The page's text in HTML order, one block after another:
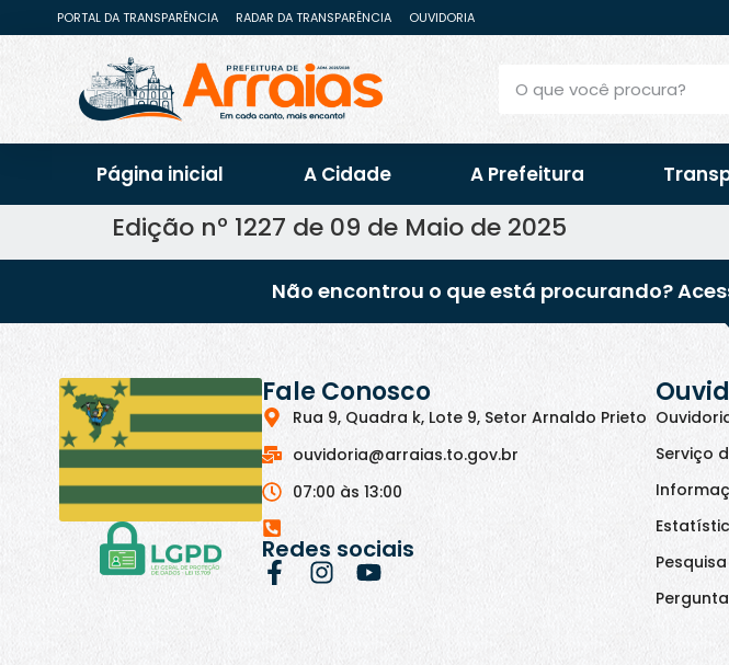
PORTAL DA TRANSPARÊNCIA RADAR DA TRANSPARÊNCIA OUVIDORIA
Página inicial A Cidade A Prefeitura
Edição nº 1227 de 09 de Maio de 2025
Não encontrou o que está procurando?
Fale Conosco
Rua 9, Quadra k, Lote 9, Setor Arnaldo Prieto
ouvidoria@arraias.to.gov.br
07:00 às 13:00
Redes sociais
Serviço